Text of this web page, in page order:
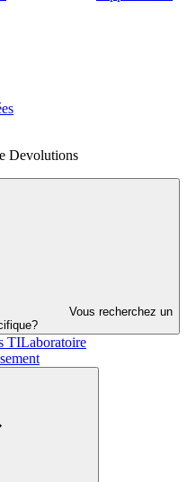
Devolutions
Vous recherchez un
TILaboratoire